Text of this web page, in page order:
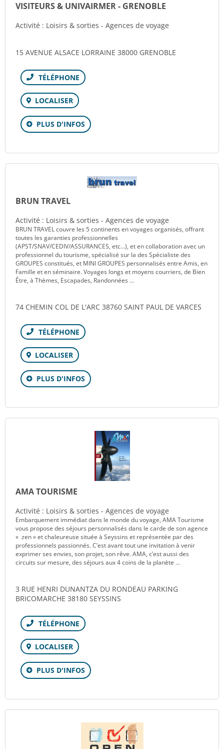
VISITEURS & UNIVAIRMER - GRENOBLE
Activité : Loisirs & sorties - Agences de voyage
15 AVENUE ALSACE LORRAINE 38000 GRENOBLE
Téléphone
LOCALISER
PLUS D'INFOS
BRUN TRAVEL
Activité : Loisirs & sorties - Agences de voyage
BRUN TRAVEL couvre les 5 continents en voyages organisés, offrant
toutes les garanties professionnelles
(APST/SNAV/CEDIV/ASSURANCES, etc...), et en collaboration avec un
professionnel du tourisme, spécialisé sur la des Spécialiste des
GROUPES constitués, et MINI GROUPES personnalisés entre Amis, en
Famille et en séminaire. Voyages longs et moyens courriers, de Bien
Être, à Thèmes, Escapades, Randonnées ...
74 CHEMIN COL DE L'ARC 38760 SAINT PAUL DE VARCES
Téléphone
LOCALISER
PLUS D'INFOS
AMA TOURISME
Activité : Loisirs & sorties - Agences de voyage
Embarquement immédiat dans le monde du voyage, AMA Tourisme
vous propose des séjours personnalisés dans le carde de son agence
« zen » et chaleureuse située à Seyssins et représentée par des
professionnels passionnés. C’est avant tout une invitation à venir
exprimer ses envies, son projet, son rêve. AMA, c’est aussi des
circuits sur mesure, des séjours aux 4 coins de la planète ...
3 RUE HENRI DUNANTZA DU RONDEAU PARKING
BRICOMARCHE 38180 SEYSSINS
Téléphone
LOCALISER
PLUS D'INFOS